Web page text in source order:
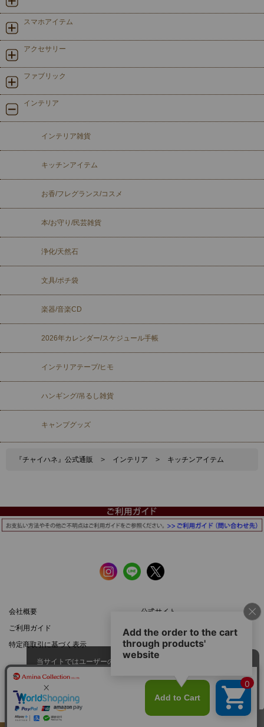
スマホアイテム
アクセサリー
ファブリック
インテリア
インテリア雑貨
キッチンアイテム
お香/フレグランス/コスメ
本/お守り/民芸雑貨
浄化/天然石
文具/ポチ袋
楽器/音楽CD
2026年カレンダー/スケジュール手帳
インテリアテープ/ヒモ
ハンギング/吊るし雑貨
キャンプグッズ
『チャイハネ』公式通販 > インテリア > キッチンアイテム
会社概要
公式サイト
ご利用ガイド
店舗一覧
特定商取引に基づく表示
プライバシーポリシー
スマートフォン | PCサイト
当サイトではユーザーの利便性向